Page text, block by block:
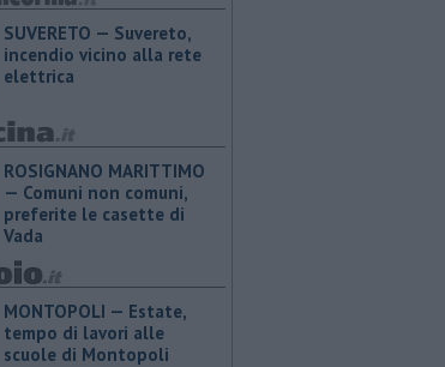
SUVERETO — Suvereto,
incendio vicino alla rete
elettrica
ROSIGNANO MARITTIMO
— Comuni non comuni,
preferite le casette di
Vada
MONTOPOLI — Estate,
tempo di lavori alle
scuole di Montopoli